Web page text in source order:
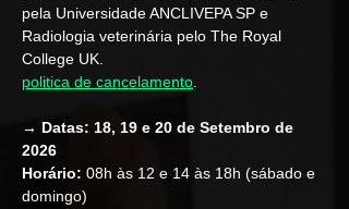
pela Universidade ANCLIVEPA SP e
Radiologia veterinária pelo The Royal
College UK.
politica de cancelamento
→ Datas: 18, 19 e 20 de Setembro de
2026
Horário: 08h às 12 e 14 às 18h (sábado e
domingo)